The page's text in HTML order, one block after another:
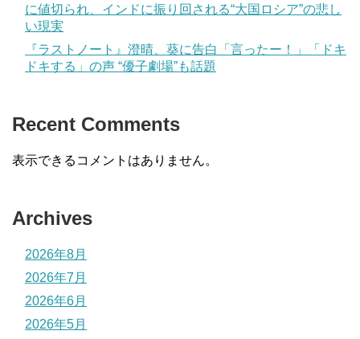
に値切られ、インドに振り回される“大国ロシア”の悲し
い現実
『ラストノート』澄晴、葵に告白「言ったー！」「ドキ
ドキする」の声 “優子劇場”も話題
Recent Comments
表示できるコメントはありません。
Archives
2026年8月
2026年7月
2026年6月
2026年5月